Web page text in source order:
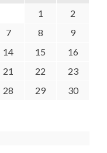
1
2
7 8
9
14 15
16
21 22
23
28 29
30